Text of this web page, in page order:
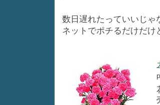
数日遅れたっていいじゃ
ネットでポチるだけだけ